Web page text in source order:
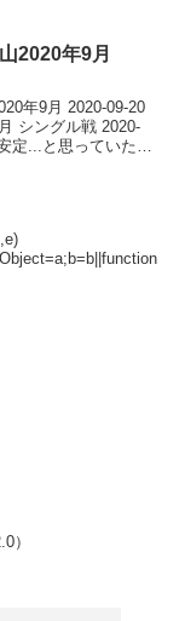
良、ガイヤール＆
2020年9月
年9月 2020-09-20
シングル戦 2020-
定...と思っていた花
因足...
）